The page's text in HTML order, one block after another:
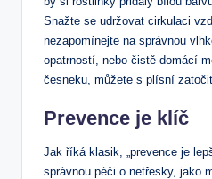
Snažte se udržovat cirkulaci
nezapomínejte na správnou
opatrností, nebo čistě domácí
česneku, můžete s plísní
Prevence je klíč
Jak říká klasik, „prevence je
správnou péči o netřesky, jako